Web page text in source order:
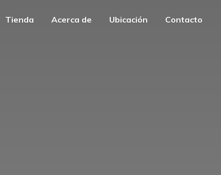
Tienda Acerca de Ubicación Contacto